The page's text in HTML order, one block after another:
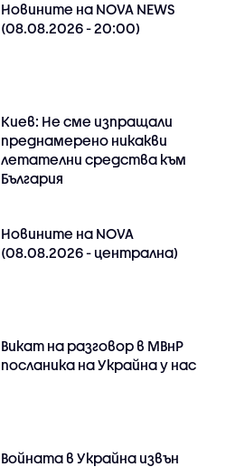
Новините на NOVA NEWS
(08.08.2026 - 20:00)
Киев: Не сме изпращали
преднамерено никакви
летателни средства към
България
Новините на NOVA
(08.08.2026 - централна)
Викат на разговор в МВнР
посланика на Украйна у нас
Войната в Украйна извън